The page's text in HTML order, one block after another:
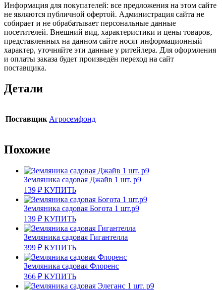
Информация для покупателей: все предложения на этом сайте
не являются публичной офертой. Администрация сайта не
собирает и не обрабатывает персональные данные
посетителей. Внешний вид, характеристики и цены товаров,
представленных на данном сайте носят информационный
характер, уточняйте эти данные у ритейлера. Для оформления
и оплаты заказа будет произведён переход на сайт
поставщика.
Детали
Поставщик Агросемфонд
Похожие
Земляника садовая Джайв 1 шт. р9
139 ₽ КУПИТЬ
Земляника садовая Богота 1 шт.р9
139 ₽ КУПИТЬ
Земляника садовая Гигантелла
399 ₽ КУПИТЬ
Земляника садовая Флоренс
366 ₽ КУПИТЬ